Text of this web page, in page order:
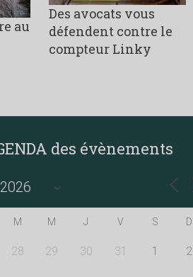
au
Des avocats vous
défendent contre le
compteur Linky
des évènements
M M J V S D
28 29 30 31 1 2